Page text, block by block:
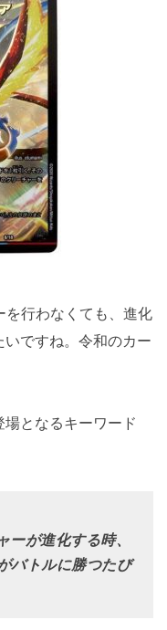
を行わなくても、進化
ですね。令和のカー
となるキーワード
が進化する時、
バトルに勝つたび